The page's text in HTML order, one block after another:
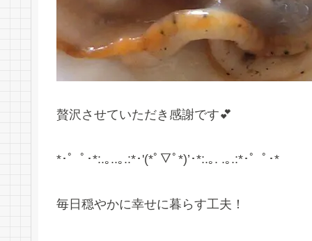
贅沢させていただき感謝です💕
*･゜ﾟ･*:.｡..｡.:*･'(*ﾟ▽ﾟ*)’･*:.｡. .｡.:*･゜ﾟ･*
毎日穏やかに幸せに暮らす工夫！